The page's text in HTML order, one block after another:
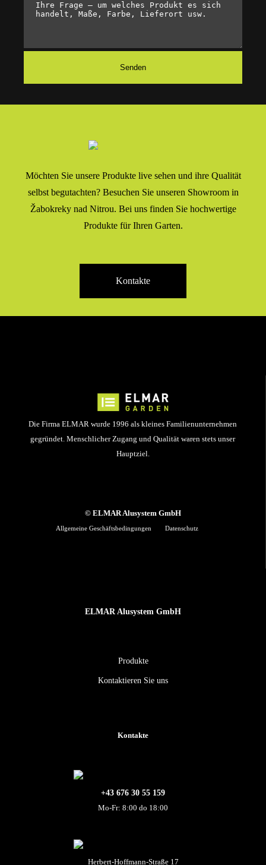
Möchten Sie unsere Produkte live sehen und ihre Qualität
selbst begutachten? Besuchen Sie unseren Showroom in
Žabokreky nad Nitrou. Bei uns finden Sie hochwertige
Produkte für Ihren Garten.
Kontakte
Die Firma ELMAR wurde 1996 als kleines Familienunternehmen
gegründet. Menschlicher Zugang und Qualität waren stets unser
Hauptziel.
© ELMAR Alusystem GmbH
Allgemeine Geschäftsbedingungen Datenschutz
ELMAR Alusystem GmbH
Produkte
Kontaktieren Sie uns
Kontakte
+43 676 30 55 159
Mo-Fr: 8:00 do 18:00
Herbert-Hoffmann-Straße 17